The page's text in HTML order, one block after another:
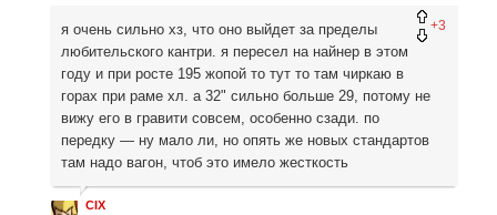
+3
я очень сильно хз, что оно выйдет за пределы
любительского кантри. я пересел на найнер в этом
году и при росте 195 жопой то тут то там чиркаю в
горах при раме хл. а 32" сильно больше 29, потому не
вижу его в гравити совсем, особенно сзади. по
передку — ну мало ли, но опять же новых стандартов
там надо вагон, чтоб это имело жесткость
CIX